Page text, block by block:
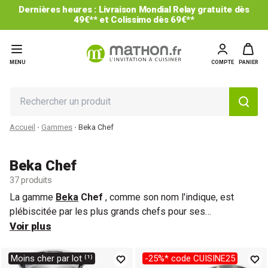
Dernières heures : Livraison Mondial Relay gratuite dès
49€** et Colissimo dès 69€**
MENU COMPTE PANIER
Accueil Gammes Beka Chef
Beka Chef
37 produits
La gamme Beka Chef , comme son nom l'indique, est
plébiscitée par les plus grands chefs pour ses
performances exceptionnelles. Alliant
c'est la gamme idéal pour des préparations culinaires de
Voir plus
Moins cher par lot ⁽¹⁾ -25%* code CUISINE25